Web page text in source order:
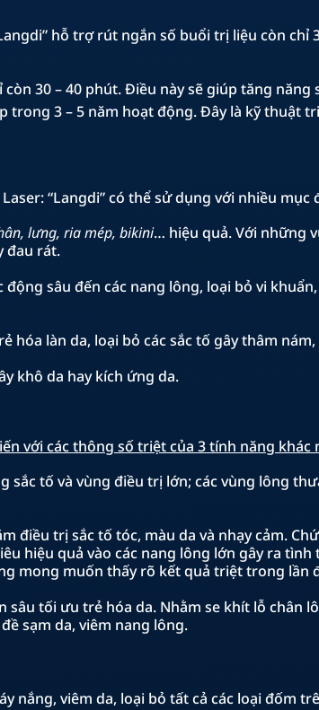
hỗ trợ rút ngắn số buổi trị liệu còn chỉ
30 – 40 phút. Điều này sẽ giúp tăng năng
trong 3 – 5 năm hoạt động. Đây là kỹ thuật
“Langdi” có thể sử dụng với nhiều
lưng, ria mép, bikini… hiệu quả. Với những
đau rát.
sâu đến các nang lông, loại bỏ vi
hóa làn da, loại bỏ các sắc tố gây thâm
khô da hay kích ứng da.
với các thông số triệt của 3 tính năng khác
sắc tố và vùng điều trị lớn; các vùng lông
điều trị sắc tố tóc, màu da và nhạy cảm.
hiệu quả vào các nang lông lớn gây ra
mong muốn thấy rõ kết quả triệt trong lần
sâu tối ưu trẻ hóa da. Nhằm se khít lỗ
sạm da, viêm nang lông.
nắng, viêm da, loại bỏ tất cả các loại đốm